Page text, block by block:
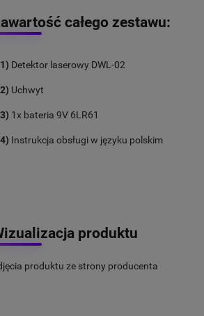
całego zestawu:
Detektor laserowy DWL-02
Uchwyt
1x bateria 9V 6LR61
Instrukcja obsługi w języku polskim
produktu
produktu ze strony producenta